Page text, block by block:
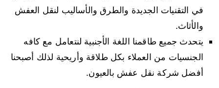
في التقنيات الجديدة والطرق والأساليب لنقل العفش
والأثاث.
يتحدث جميع طاقمنا اللغة الأجنبية لنتعامل مع كافه
الجنسيات من العملاء بكل طلاقة وأريحية لذلك أصبحنا
أفضل شركة نقل عفش بالعيون.